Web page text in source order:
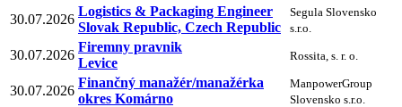
30.07.2026
Logistics & Packaging Engineer
Slovak Republic, Czech Republic
Segula Slovensko
s.r.o.
30.07.2026
Firemny pravnik
Levice
Rossita, s. r. o.
30.07.2026
Finančný manažér/manažérka
okres Komárno
ManpowerGroup
Slovensko s.r.o.